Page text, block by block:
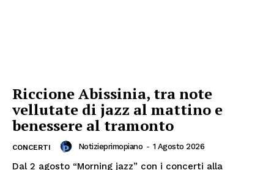
Riccione Abissinia, tra note
vellutate di jazz al mattino e
benessere al tramonto
CONCERTI Notizieprimopiano - 1 Agosto 2026
Dal 2 agosto “Morning jazz” con i concerti alla